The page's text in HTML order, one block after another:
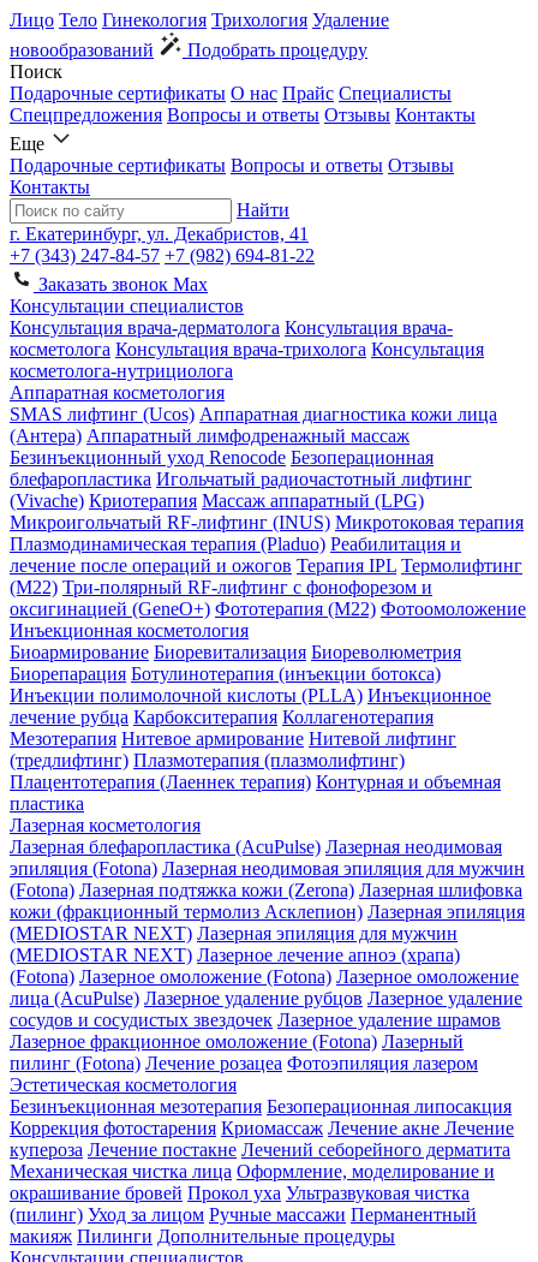
Лицо Тело Гинекология Трихология Удаление
новообразований
Подобрать процедуру
Поиск
Подарочные сертификаты О нас Прайс Специалисты
Спецпредложения Вопросы и ответы Отзывы Контакты
Еще
Подарочные сертификаты Вопросы и ответы Отзывы
Контакты
Найти
г. Екатеринбург, ул. Декабристов, 41
+7 (343) 247-84-57 +7 (982) 694-81-22
Заказать звонок Max
Консультации специалистов
Консультация врача-дерматолога Консультация врача-
косметолога Консультация врача-трихолога Консультация
косметолога-нутрициолога
Аппаратная косметология
SMAS лифтинг (Ucos) Аппаратная диагностика кожи лица
(Антера) Аппаратный лимфодренажный массаж
Безинъекционный уход Renocode Безоперационная
блефаропластика Игольчатый радиочастотный лифтинг
(Vivache) Криотерапия Массаж аппаратный (LPG)
Микроигольчатый RF-лифтинг (INUS) Микротоковая терапия
Плазмодинамическая терапия (Pladuo) Реабилитация и
лечение после операций и ожогов Терапия IPL Термолифтинг
(M22) Три-полярный RF-лифтинг c фонофорезом и
оксигинацией (GeneO+) Фототерапия (М22) Фотоомоложение
Инъекционная косметология
Биоармирование Биоревитализация Биореволюметрия
Биорепарация Ботулинотерапия (инъекции ботокса)
Инъекции полимолочной кислоты (PLLA) Инъекционное
лечение рубца Карбокситерапия Коллагенотерапия
Мезотерапия Нитевое армирование Нитевой лифтинг
(тредлифтинг) Плазмотерапия (плазмолифтинг)
Плацентотерапия (Лаеннек терапия) Контурная и объемная
пластика
Лазерная косметология
Лазерная блефаропластика (AcuPulse) Лазерная неодимовая
эпиляция (Fotona) Лазерная неодимовая эпиляция для мужчин
(Fotona) Лазерная подтяжка кожи (Zerona) Лазерная шлифовка
кожи (фракционный термолиз Асклепион) Лазерная эпиляция
(MEDIOSTAR NEXT) Лазерная эпиляция для мужчин
(MEDIOSTAR NEXT) Лазерное лечение апноэ (храпа)
(Fotona) Лазерное омоложение (Fotona) Лазерное омоложение
лица (AcuPulse) Лазерное удаление рубцов Лазерное удаление
сосудов и сосудистых звездочек Лазерное удаление шрамов
Лазерное фракционное омоложение (Fotona) Лазерный
пилинг (Fotona) Лечение розацеа Фотоэпиляция лазером
Эстетическая косметология
Безинъекционная мезотерапия Безоперационная липосакция
Коррекция фотостарения Криомассаж Лечение акне Лечение
купероза Лечение постакне Лечений себорейного дерматита
Механическая чистка лица Оформление, моделирование и
окрашивание бровей Прокол уха Ультразвуковая чистка
(пилинг) Уход за лицом Ручные массажи Перманентный
макияж Пилинги Дополнительные процедуры
Консультации специалистов